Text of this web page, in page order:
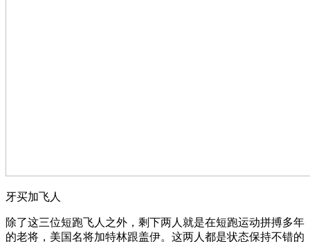
牙买加飞人
除了这三位短跑飞人之外，剩下两人就是在短跑运动拼搏多年
的老将，美国名将加特林跟盖伊。这两人都是状态保持不错的